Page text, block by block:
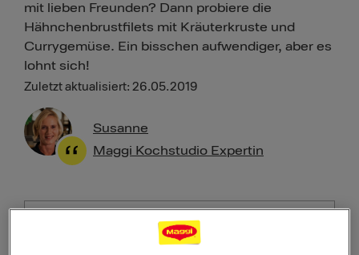
mit lieben Freunden? Dann probiere die
Hähnchenbrustfilets mit Kräuterkruste und
Currygemüse. Ein bisschen aufwendiger, aber es
lohnt sich!
Zuletzt aktualisiert: 26.05.2019
Susanne
Maggi Kochstudio Expertin
Als Favorit speichern